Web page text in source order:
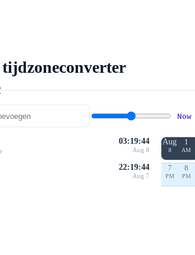
Now
03:19:44
Aug 8
Aug
8
1
AM
22:19:44
Aug 7
7
PM
8
PM